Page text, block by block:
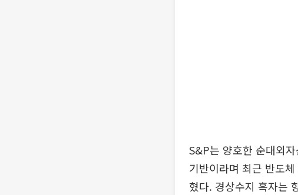
S&P는 양호한 순대외자
기반이라며 최근 반도
혔다. 경상수지 흑자는